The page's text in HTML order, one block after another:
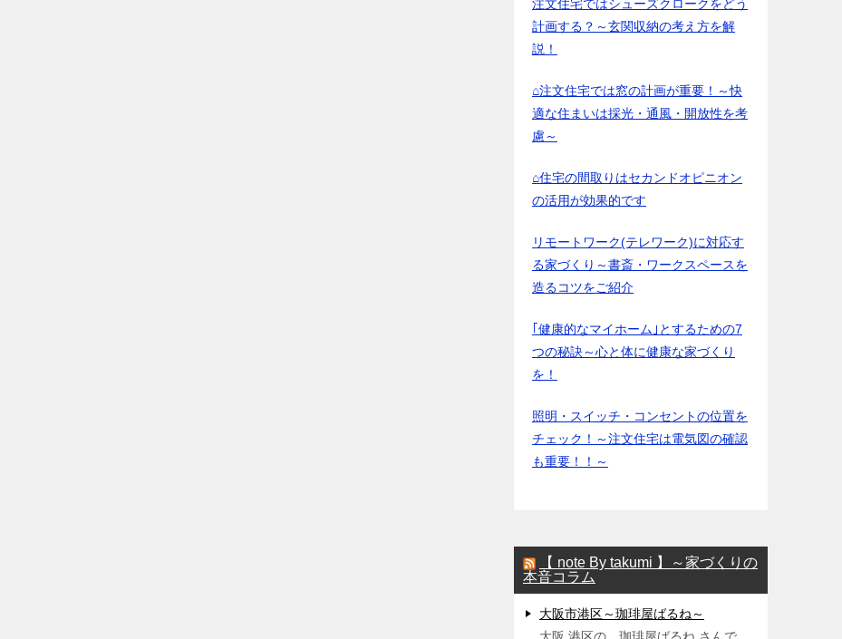
注文住宅ではシューズクロークをどう
計画する？～玄関収納の考え方を解
説！
⌂注文住宅では窓の計画が重要！～快
適な住まいは採光・通風・開放性を考
慮～
⌂住宅の間取りはセカンドオピニオン
の活用が効果的です
リモートワーク(テレワーク)に対応す
る家づくり～書斎・ワークスペースを
造るコツをご紹介
｢健康的なマイホーム｣とするための7
つの秘訣～心と体に健康な家づくり
を！
照明・スイッチ・コンセントの位置を
チェック！～注文住宅は電気図の確認
も重要！！～
【 note By takumi 】～家づくりの
本音コラム
大阪市港区～珈琲屋ばるね～